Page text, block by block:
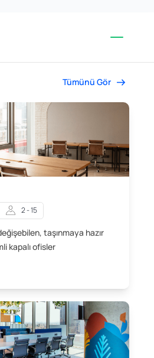
Tümünü Gör
2 - 15
taşınmaya hazır
kapalı ofisler